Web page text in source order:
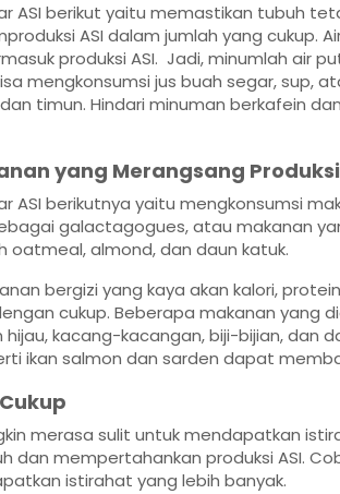
ASI berikut yaitu memastikan tubuh
ASI dalam jumlah yang cukup.
produksi ASI. Jadi, minumlah air
mengkonsumsi jus buah segar, sup,
timun. Hindari minuman berkafein
yang Merangsang Produksi
ASI berikutnya yaitu mengkonsumsi
galactagogues, atau makanan
oatmeal, almond, dan daun katuk.
bergizi yang kaya akan kalori,
cukup. Beberapa makanan yang
kacang-kacangan, biji-bijian, dan
ikan salmon dan sarden dapat
merasa sulit untuk mendapatkan
dan mempertahankan produksi ASI.
istirahat yang lebih banyak.